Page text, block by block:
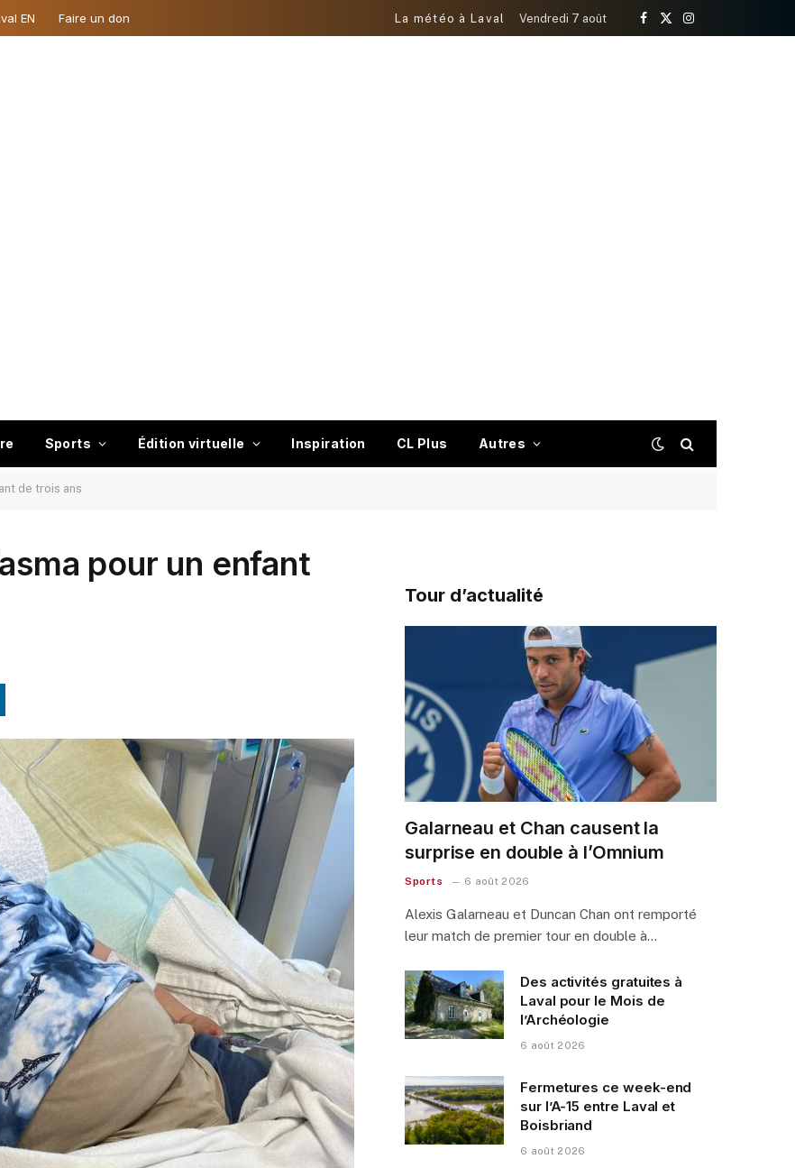
EN Faire un don La météo à Laval Vendredi 7 août
Facebook
X
Instagram
Sports Édition virtuelle Inspiration CL Plus Autres
de trois ans
pour un enfant
Tour d’actualité
Galarneau et Chan causent la
surprise en double à l’Omnium
Sports 6 août 2026
Alexis Galarneau et Duncan Chan ont remporté
leur match de premier tour en double à…
Des activités gratuites à
Laval pour le Mois de
l’Archéologie
6 août 2026
Fermetures ce week-end
sur l’A-15 entre Laval et
Boisbriand
6 août 2026